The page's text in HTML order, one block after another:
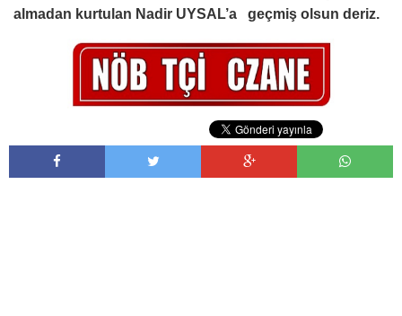
almadan kurtulan Nadir UYSAL’a geçmiş olsun deriz.